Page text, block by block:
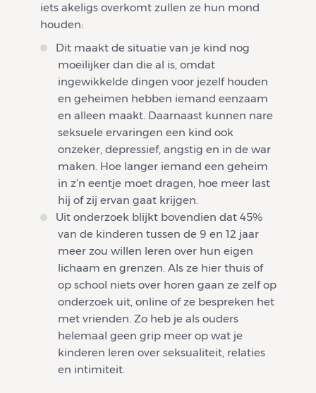
iets akeligs overkomt zullen ze hun mond
houden:
Dit maakt de situatie van je kind nog
moeilijker dan die al is, omdat
ingewikkelde dingen voor jezelf houden
en geheimen hebben iemand eenzaam
en alleen maakt. Daarnaast kunnen nare
seksuele ervaringen een kind ook
onzeker, depressief, angstig en in de war
maken. Hoe langer iemand een geheim
in z’n eentje moet dragen, hoe meer last
hij of zij ervan gaat krijgen.
Uit onderzoek blijkt bovendien dat 45%
van de kinderen tussen de 9 en 12 jaar
meer zou willen leren over hun eigen
lichaam en grenzen. Als ze hier thuis of
op school niets over horen gaan ze zelf op
onderzoek uit, online of ze bespreken het
met vrienden. Zo heb je als ouders
helemaal geen grip meer op wat je
kinderen leren over seksualiteit, relaties
en intimiteit.